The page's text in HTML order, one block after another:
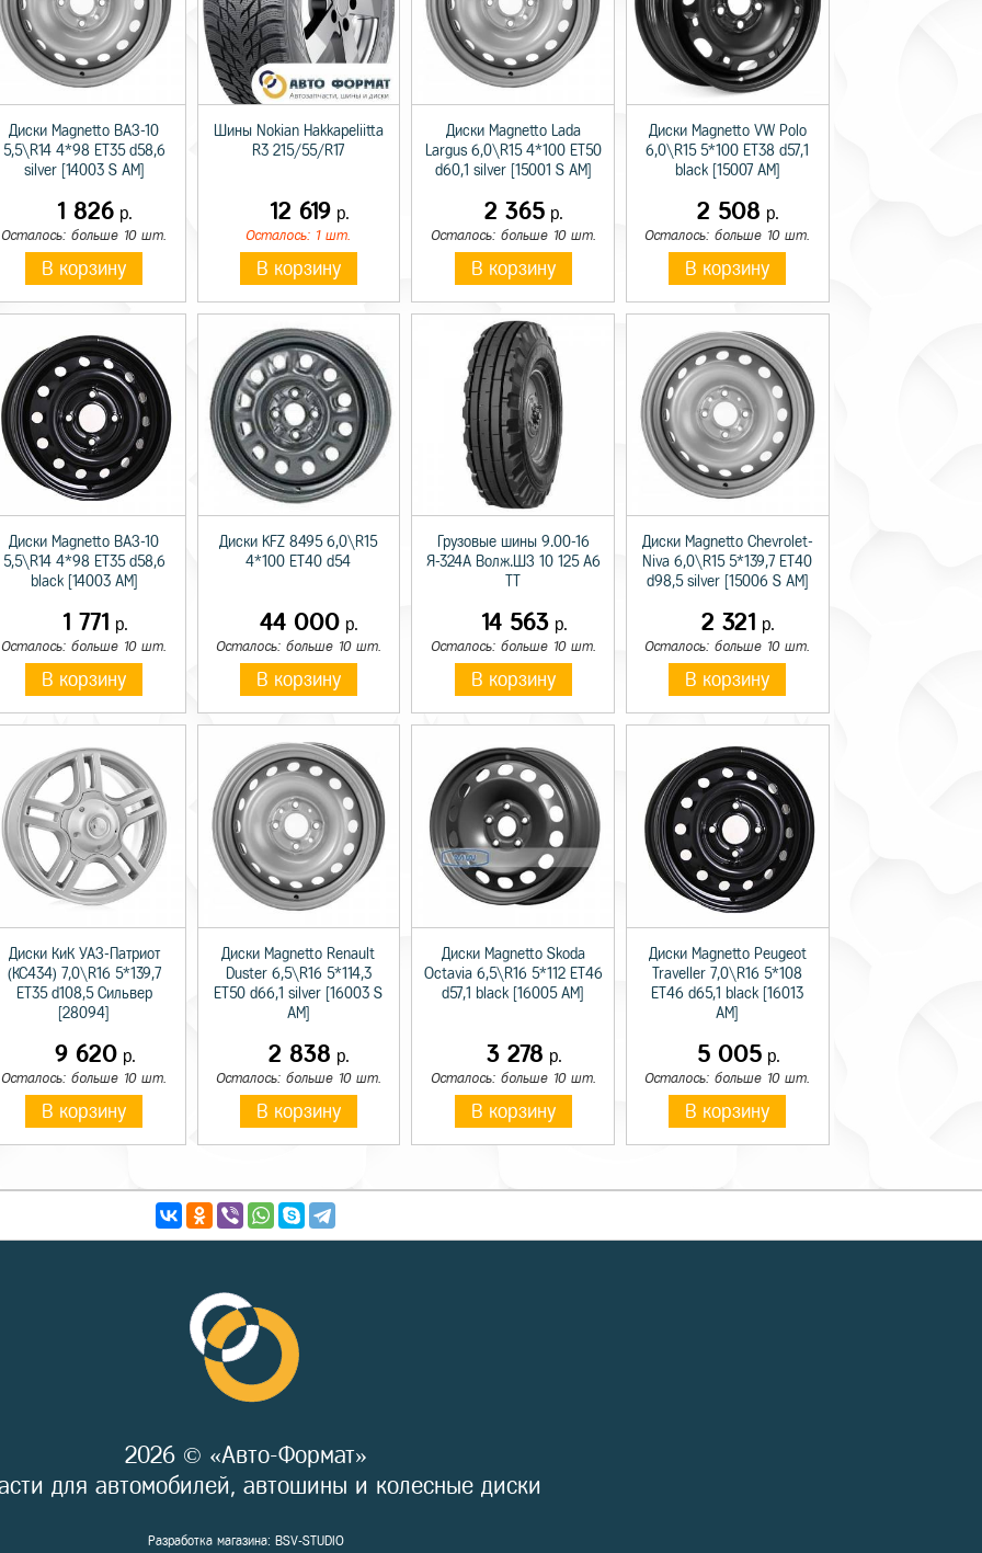
Диски Magnetto ВАЗ-10
5,5\R14 4*98 ET35 d58,6
silver [14003 S AM]
1 826 р.
Осталось: больше 10 шт.
В корзину
Шины Nokian Hakkapeliitta
R3 215/55/R17
12 619р.
Осталось: 1 шт.
В корзину
Диски Magnetto Lada
Largus 6,0\R15 4*100 ET50
d60,1 silver [15001 S AM]
2 365 р.
Осталось: больше 10 шт.
В корзину
Диски Magnetto VW Polo
6,0\R15 5*100 ET38 d57,1
black [15007 AM]
2 508 р.
Осталось: больше 10 шт.
В корзину
Диски Magnetto ВАЗ-10
5,5\R14 4*98 ET35 d58,6
black [14003 AM]
1 771 р.
Осталось: больше 10 шт.
В корзину
Диски KFZ 8495 6,0\R15
4*100 ET40 d54
44 000 р.
Осталось: больше 10 шт.
В корзину
Грузовые шины 9.00-16
Я-324А Волж.ШЗ 10 125 A6
14 563р.
Осталось: больше 10 шт.
В корзину
Диски Magnetto Chevrolet-
Niva 6,0\R15 5*139,7 ET40
d98,5 silver [15006 S AM]
2 321 р.
Осталось: больше 10 шт.
В корзину
Диски КиК УАЗ-Патриот
(КС434) 7,0\R16 5*139,7
ET35 d108,5 Сильвер
[28094]
9 620р.
Осталось: больше 10 шт.
В корзину
Диски Magnetto Renault
Duster 6,5\R16 5*114,3
ET50 d66,1 silver [16003 S
AM]
2 838 р.
Осталось: больше 10 шт.
В корзину
Диски Magnetto Skoda
Octavia 6,5\R16 5*112 ET46
d57,1 black [16005 AM]
3 278 р.
Осталось: больше 10 шт.
В корзину
Диски Magnetto Peugeot
Traveller 7,0\R16 5*108
ET46 d65,1 black [16013
AM]
5 005р.
Осталось: больше 10 шт.
В корзину
2026 © «Авто-Формат»
для автомобилей, автошины и колесные диски
Разработка магазина: BSV-STUDIO